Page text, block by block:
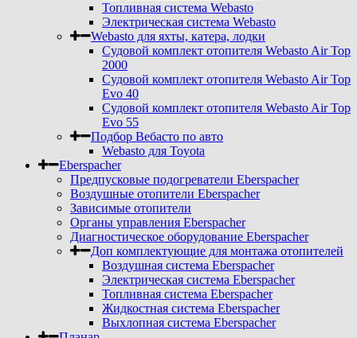
Топливная система Webasto
Электрическая система Webasto
Webasto для яхты, катера, лодки
Судовой комплект отопителя Webasto Air Top
2000
Судовой комплект отопителя Webasto Air Top
Evo 40
Судовой комплект отопителя Webasto Air Top
Evo 55
Подбор Вебасто по авто
Webasto для Toyota
Eberspacher
Предпусковые подогреватели Eberspacher
Воздушные отопители Eberspacher
Зависимые отопители
Органы управления Eberspacher
Диагностическое оборудование Eberspacher
Доп комплектующие для монтажа отопителей
Воздушная система Eberspacher
Электрическая система Eberspacher
Топливная система Eberspacher
Жидкостная система Eberspacher
Выхлопная система Eberspacher